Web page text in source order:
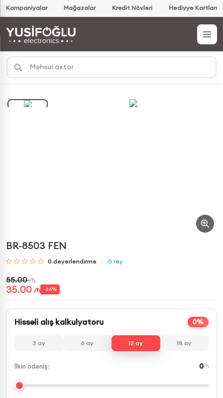
Kampaniyalar Mağazalar Kredit Növləri Hədiyyə Kartları
BR-8503 FEN
0 dəyərləndirmə 0 rəy
55.00
35.00 -36%
Hissəli alış kalkulyatoru 0%
3 ay 6 ay 12 ay 18 ay
İlkin ödəniş: 0